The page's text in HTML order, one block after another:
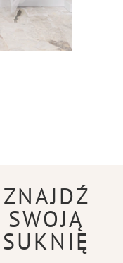
ZNAJDŹ
SWOJĄ
SUKNIĘ